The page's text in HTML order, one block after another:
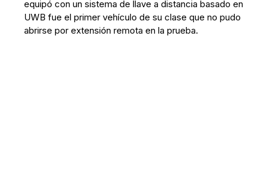
equipó con un sistema de llave a distancia basado en
UWB fue el primer vehículo de su clase que no pudo
abrirse por extensión remota en la prueba.